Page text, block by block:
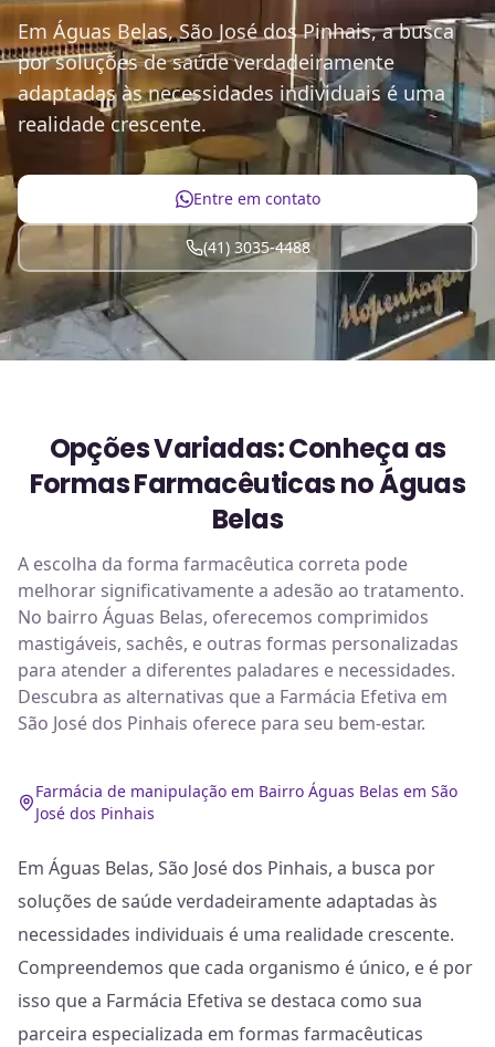
Em Águas Belas, São José dos Pinhais, a busca
por soluções de saúde verdadeiramente
adaptadas às necessidades individuais é uma
realidade crescente.
Entre em contato
(41) 3035-4488
Opções Variadas: Conheça as
Formas Farmacêuticas no Águas
Belas
A escolha da forma farmacêutica correta pode
melhorar significativamente a adesão ao tratamento.
No bairro Águas Belas, oferecemos comprimidos
mastigáveis, sachês, e outras formas personalizadas
para atender a diferentes paladares e necessidades.
Descubra as alternativas que a Farmácia Efetiva em
São José dos Pinhais oferece para seu bem-estar.
Farmácia de manipulação em Bairro Águas Belas em São
José dos Pinhais
Em Águas Belas, São José dos Pinhais, a busca por
soluções de saúde verdadeiramente adaptadas às
necessidades individuais é uma realidade crescente.
Compreendemos que cada organismo é único, e é por
isso que a Farmácia Efetiva se destaca como sua
parceira especializada em formas farmacêuticas